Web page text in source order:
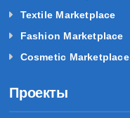
Textile Marketplace
Fashion Marketplace
Cosmetic Marketplace
Проекты